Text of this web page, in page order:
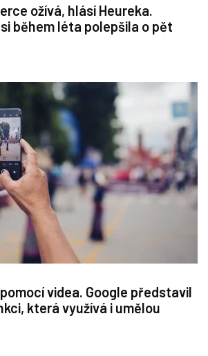
ožívá, hlásí Heureka.
během léta polepšila o pět
videa. Google představil
která využívá i umělou